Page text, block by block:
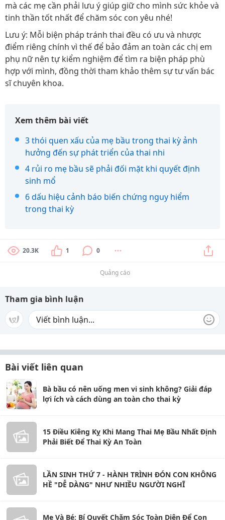
mà các mẹ cần phải lưu ý giúp giữ cho mình sức khỏe và
tinh thần tốt nhất để chăm sóc con yêu nhé!
Lưu ý: Mỗi biện pháp tránh thai đều có ưu và nhược
điểm riêng chính vì thế để bảo đảm an toàn các chị em
phụ nữ nên tự kiểm nghiệm để tìm ra biện pháp phù
hợp với mình, đồng thời tham khảo thêm sự tư vấn bác
sĩ chuyên khoa.
Xem thêm bài viết
3 thói quen xấu của mẹ bầu trong thai kỳ ảnh
hưởng đến sự phát triển của thai nhi
4 rủi ro mẹ bầu sẽ phải đối mặt khi quyết định
sinh mổ
6 dấu hiệu cảnh báo biến chứng nguy hiểm
trong thai kỳ
20.3K 1 0
Quảng cáo
Tham gia bình luận
Bài viết liên quan
Bà bầu có nên uống men vi sinh không? Giải đáp
lợi ích và cách dùng an toàn cho thai kỳ
15 Điều Kiêng Kỵ Khi Mang Thai Mẹ Bầu Nhất Định
Phải Biết Để Thai Kỳ An Toàn
LẦN SINH THỨ 7 - HÀNH TRÌNH ĐÓN CON KHÔNG
HỀ "DỄ DÀNG" NHƯ NHIỀU NGƯỜI NGHĨ
Mẹ Và Bé: Bí Quyết Chăm Sóc Toàn Diện Để Con